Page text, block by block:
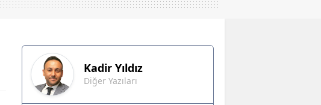
KadirYıldız
Diğer Yazıları